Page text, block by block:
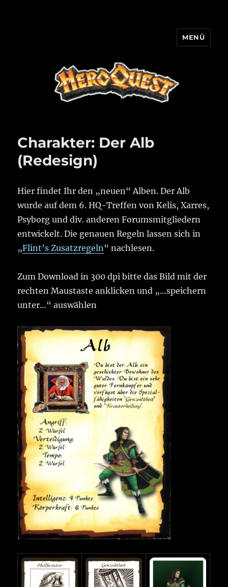
MENÜ
Charakter: Der Alb
(Redesign)
Hier findet Ihr den „neuen“ Alben. Der Alb
wurde auf dem 6. HQ-Treffen von Kelis, Xarres,
Psyborg und div. anderen Forumsmitgliedern
entwickelt. Die genauen Regeln lassen sich in
„Flint’s Zusatzregeln“ nachlesen.
Zum Download in 300 dpi bitte das Bild mit der
rechten Maustaste anklicken und „…speichern
unter…“ auswählen